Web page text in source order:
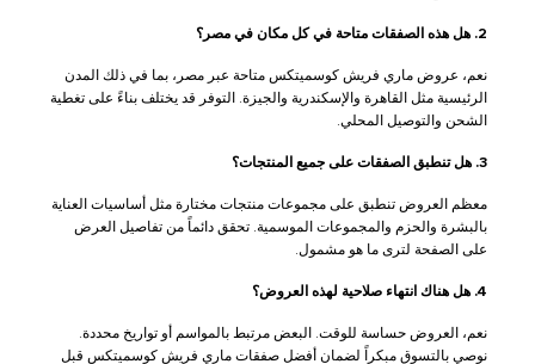
2. هل هذه الصفقات متاحة في كل مكان في مصر؟
نعم، عروض ماري فريش كوسميتكس متاحة عبر مصر، بما في ذلك المدن
الرئيسية مثل القاهرة والإسكندرية والجيزة. التوفر قد يختلف بناءً على تغطية
الشحن والتوصيل المحلي.
3. هل تنطبق الصفقات على جميع المنتجات؟
معظم العروض تنطبق على مجموعات منتجات مختارة مثل أساسيات العناية
بالبشرة والحزم والمجموعات الموسمية. تحقق دائماً من تفاصيل العرض
على الصفحة لترى ما هو مشمول.
4. هل هناك انتهاء صلاحية لهذه العروض؟
نعم، العروض حساسة للوقت. البعض مرتبط بالمواسم أو تواريخ محددة.
نوصي بالتسوق مبكراً لضمان أفضل صفقات ماري فريش كوسميتكس قبل